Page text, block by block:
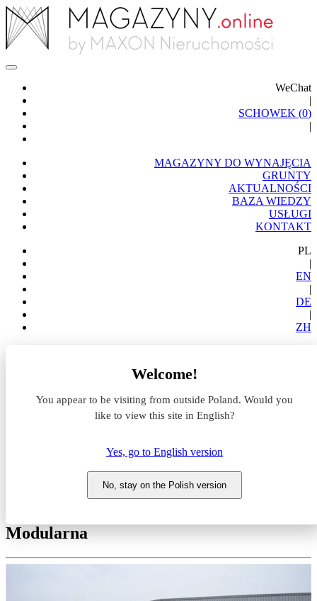
WeChat
|
SCHOWEK (0)
|
MAGAZYNY DO WYNAJĘCIA
GRUNTY
AKTUALNOŚCI
BAZA WIEDZY
USŁUGI
KONTAKT
PL
|
EN
|
DE
|
ZH
Welcome!
You appear to be visiting from outside Poland. Would you
like to view this site in English?
Yes, go to English version
No, stay on the Polish version
Włochy
Space Distribution Center
Magazyn do wynajęcia Space
Distribution Center
Modularna